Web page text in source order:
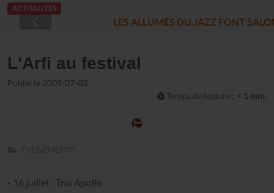
ACTUALITÉS
LES ALLUMÉS DU JAZZ FONT SALON, LE
L'Arfi au festival
Publié le 2009-07-03
Temps de lecture : < 1 min.
- 16 juillet : Trio Apollo